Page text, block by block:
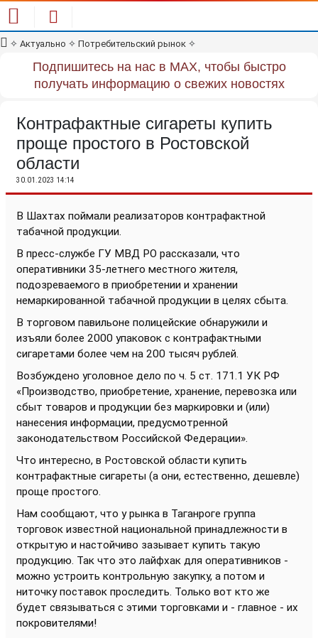
✧ Актуально ✧ Потребительский рынок ✧
Подпишитесь на нас в MAX, чтобы быстро
получать информацию о свежих новостях
Контрафактные сигареты купить
проще простого в Ростовской
области
30.01.2023 14:14
В Шахтах поймали реализаторов контрафактной
табачной продукции.
В пресс-службе ГУ МВД РО рассказали, что
оперативники 35-летнего местного жителя,
подозреваемого в приобретении и хранении
немаркированной табачной продукции в целях сбыта.
В торговом павильоне полицейские обнаружили и
изъяли более 2000 упаковок с контрафактными
сигаретами более чем на 200 тысяч рублей.
Возбуждено уголовное дело по ч. 5 ст. 171.1 УК РФ
«Производство, приобретение, хранение, перевозка или
сбыт товаров и продукции без маркировки и (или)
нанесения информации, предусмотренной
законодательством Российской Федерации».
Что интересно, в Ростовской области купить
контрафактные сигареты (а они, естественно, дешевле)
проще простого.
Нам сообщают, что у рынка в Таганроге группа
торговок известной национальной принадлежности в
открытую и настойчиво зазывает купить такую
продукцию. Так что это лайфхак для оперативников -
можно устроить контрольную закупку, а потом и
ниточку поставок проследить. Только вот кто же
будет связываться с этими торговками и - главное - их
покровителями!